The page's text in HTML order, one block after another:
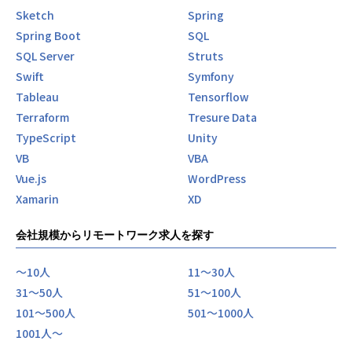
Sketch
Spring
Spring Boot
SQL
SQL Server
Struts
Swift
Symfony
Tableau
Tensorflow
Terraform
Tresure Data
TypeScript
Unity
VB
VBA
Vue.js
WordPress
Xamarin
XD
会社規模からリモートワーク求人を探す
〜10人
11〜30人
31〜50人
51〜100人
101〜500人
501〜1000人
1001人〜